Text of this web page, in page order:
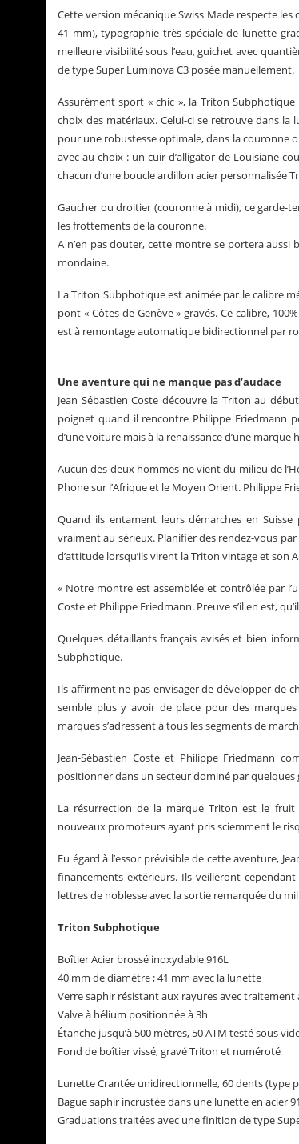
Cette version mécanique Swiss Made respecte
41 mm), typographie très spéciale de lunette
meilleure visibilité sous l’eau, guichet avec
de type Super Luminova C3 posée manuellement.
Assurément sport « chic », la Triton
choix des matériaux. Celui-ci se retrouve dans
pour une robustesse optimale, dans la couronne
avec au choix : un cuir d’alligator de Louisiane
chacun d’une boucle ardillon acier personnalisée
Gaucher ou droitier (couronne à midi), ce garde-
les frottements de la couronne.
A n’en pas douter, cette montre se portera aussi
mondaine.
La Triton Subphotique est animée par le calibre
pont « Côtes de Genève » gravés. Ce calibre,
est à remontage automatique bidirectionnel par
Une aventure qui ne manque pas d’audace
Jean Sébastien Coste découvre la Triton au
poignet quand il rencontre Philippe Friedmann
d’une voiture mais à la renaissance d’une marque
Aucun des deux hommes ne vient du milieu de
Phone sur l’Afrique et le Moyen Orient. Philippe
Quand ils entament leurs démarches en
vraiment au sérieux. Planifier des rendez-vous
d’attitude lorsqu’ils virent la Triton vintage et son
« Notre montre est assemblée et contrôlée par
Coste et Philippe Friedmann. Preuve s’il en est,
Quelques détaillants français avisés et bien
Subphotique.
Ils affirment ne pas envisager de développer de
semble plus y avoir de place pour des
marques s’adressent à tous les segments de
Jean-Sébastien Coste et Philippe Friedmann
positionner dans un secteur dominé par
La résurrection de la marque Triton est le fruit
nouveaux promoteurs ayant pris sciemment le
Eu égard à l’essor prévisible de cette aventure,
financements extérieurs. Ils veilleront
lettres de noblesse avec la sortie remarquée du
Triton Subphotique
Boîtier Acier brossé inoxydable 916L
40 mm de diamètre ; 41 mm avec la lunette
Verre saphir résistant aux rayures avec
Valve à hélium positionnée à 3h
Étanche jusqu’à 500 mètres, 50 ATM testé sous
Fond de boîtier vissé, gravé Triton et numéroté
Lunette Crantée unidirectionnelle, 60 dents (type
Bague saphir incrustée dans une lunette en acier
Graduations traitées avec une finition de type